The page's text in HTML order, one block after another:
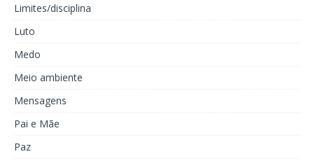
Limites/disciplina
Luto
Medo
Meio ambiente
Mensagens
Pai e Mãe
Paz